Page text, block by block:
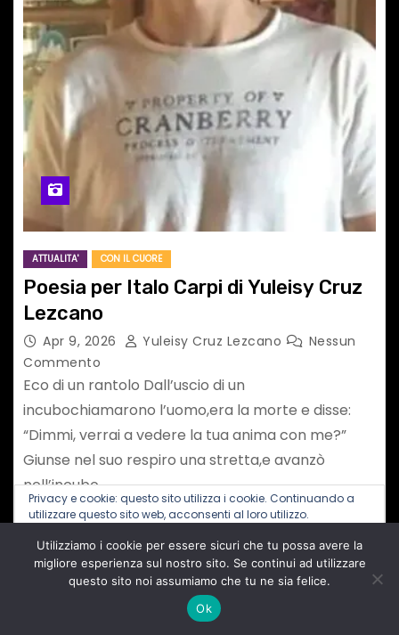
ATTUALITA' CON IL CUORE
Poesia per Italo Carpi di Yuleisy Cruz
Lezcano
Apr 9, 2026 Yuleisy Cruz Lezcano
Nessun
Commento
Eco di un rantolo Dall’uscio di un
incubochiamarono l’uomo,era la morte e disse:
“Dimmi, verrai a vedere la tua anima con me?”
Giunse nel suo respiro una stretta,e avanzò
nell’incubo…
P
a
1 2
Utilizziamo i cookie per essere sicuri che tu possa avere la
migliore esperienza sul nostro sito. Se continui ad utilizzare
questo sito noi assumiamo che tu ne sia felice.
Ok
Privacy e cookie: questo sito utilizza i cookie. Continuando a
utilizzare questo sito web, acconsenti al loro utilizzo.
Per ulteriori informazioni, anche sul controllo dei cookie, leggi
qui:Informativa sui cookie